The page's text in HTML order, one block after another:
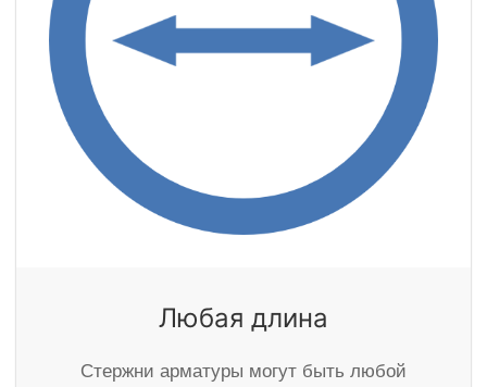
Любая длина
Стержни арматуры могут быть любой